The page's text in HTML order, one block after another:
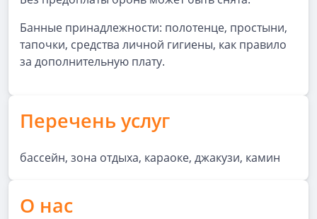
Банные принадлежности: полотенце, простыни,
тапочки, средства личной гигиены, как правило
за дополнительную плату.
Перечень услуг
бассейн, зона отдыха, караоке, джакузи, камин
О нас